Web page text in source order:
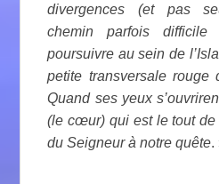
divergences (et pas
chemin parfois
poursuivre au sein de
petite transversale rouge
Quand ses yeux
(le cœur) qui est le tout de
du Seigneur à notre quête.